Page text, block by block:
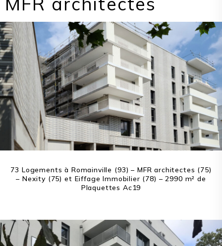
73 Logements à Romainville (93) – MFR architectes (75)
– Nexity (75) et Eiffage Immobilier (78) – 2990 m² de
Plaquettes Ac19